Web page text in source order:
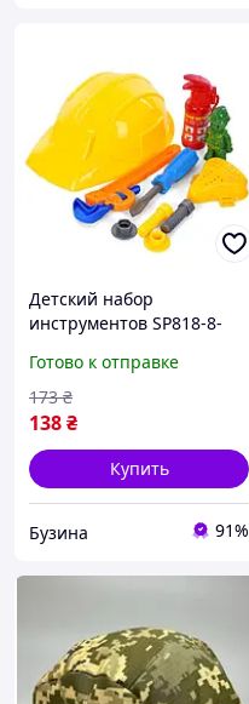
Детский набор
инструментов SP818-8-
огнетушитель, маска
buzyna
Готово к отправке
138₴
173 ₴
Купить
Бузина 91%